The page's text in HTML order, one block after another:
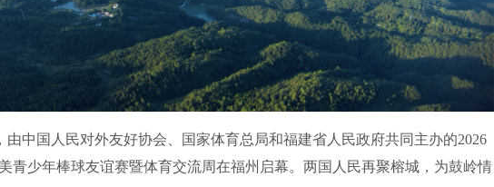
国人民对外友好协会、国家体育总局和福建省人民政府共同主办的2026
青少年棒球友谊赛暨体育交流周在福州启幕。两国人民再聚榕城，为鼓岭情